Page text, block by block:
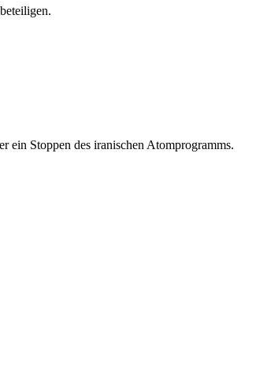
ein Stoppen des iranischen Atomprogramms.